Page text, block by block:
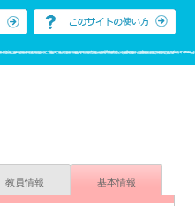
教員情報 基本情報